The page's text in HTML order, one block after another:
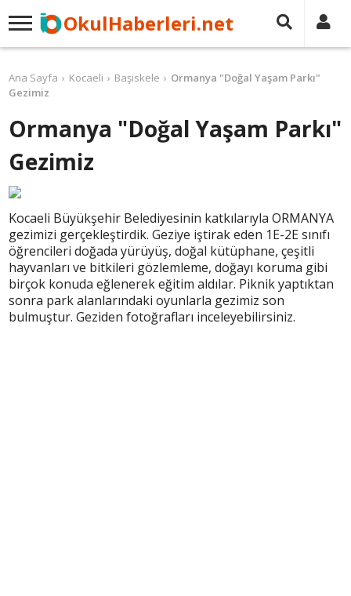
OkulHaberleri.net
Ana Sayfa Kocaeli Başiskele
Ormanya "Doğal Yaşam Parkı"
Gezimiz
Ormanya "Doğal Yaşam Parkı"
Gezimiz
Kocaeli Büyükşehir Belediyesinin katkılarıyla ORMANYA
gezimizi gerçekleştirdik. Geziye iştirak eden 1E-2E sınıfı
öğrencileri doğada yürüyüş, doğal kütüphane, çeşitli
hayvanları ve bitkileri gözlemleme, doğayı koruma gibi
birçok konuda eğlenerek eğitim aldılar. Piknik yaptıktan
sonra park alanlarındaki oyunlarla gezimiz son
bulmuştur. Geziden fotoğrafları inceleyebilirsiniz.